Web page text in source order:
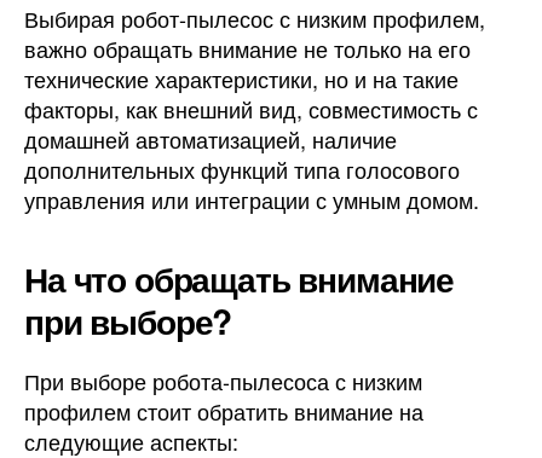
Выбирая робот-пылесос с низким профилем,
важно обращать внимание не только на его
технические характеристики, но и на такие
факторы, как внешний вид, совместимость с
домашней автоматизацией, наличие
дополнительных функций типа голосового
управления или интеграции с умным домом.
На что обращать внимание
при выборе?
При выборе робота-пылесоса с низким
профилем стоит обратить внимание на
следующие аспекты: